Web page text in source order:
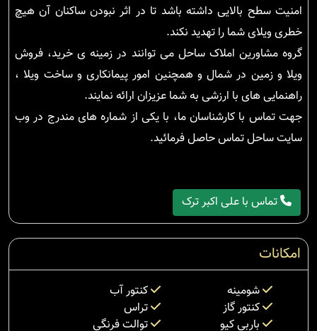
امنیت سطح بالایی داشته باشد تا در اثر نبودن ساکنان آن هیچ
خطری ویلای شما را تهدید نکند.
گروه مشاورین املاک ساحل می توانند در زمینه ی خرید، فروش
ویلا و زمین در شمال و همچنین امور پیمانکاری و ساخت ویلا ،
راهنمایی های با ارزشی به شما عزیزان ارائه نمایند.
جهت تماس با کارشناسان ما، با یکی از شماره های مندرج در وب
سایت ساحل تماس حاصل فرمائید.
تماس با علی اکبر ترک
امکانات
شومینه
کنتور آب
کنتور گاز
تراس
باربی کیو
توالت فرنگی